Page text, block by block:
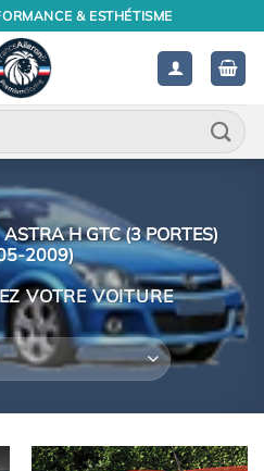
& ESTHÉTISME
ASTRA H GTC (3 PORTES)
2009)
VOTRE VOITURE